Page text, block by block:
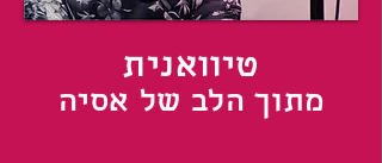
טיוואנית
מתוך הלב של אסיה